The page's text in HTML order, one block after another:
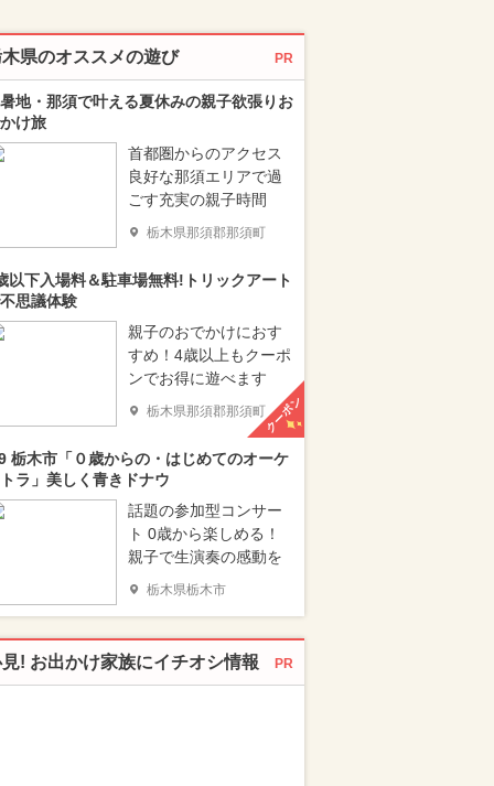
県のオススメの遊び PR
地・那須で叶える夏休みの親子欲張りお
け旅
首都圏からのアクセス
良好な那須エリアで過
ごす充実の親子時間
栃木県那須郡那須町
以下入場料＆駐車場無料!トリックアート
思議体験
親子のおでかけにおす
すめ！4歳以上もクーポ
ンでお得に遊べます
栃木県那須郡那須町クーポン
栃木市「０歳からの・はじめてのオーケ
ラ」美しく青きドナウ
話題の参加型コンサー
ト 0歳から楽しめる！
親子で生演奏の感動を
栃木県栃木市
! お出かけ家族にイチオシ情報 PR